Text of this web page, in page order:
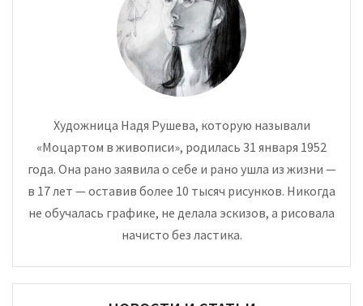
Художница Надя Рушева, которую называли
«Моцартом в живописи», родилась 31 января 1952
года. Она рано заявила о себе и рано ушла из жизни —
в 17 лет — оставив более 10 тысяч рисунков. Никогда
не обучалась графике, не делала эскизов, а рисовала
начисто без ластика.